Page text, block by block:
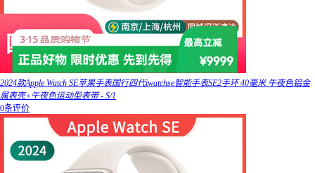
2024款Apple Watch SE苹果手表国行四代iwatchse智能手表SE2手环 40毫米 午夜色铝金
属表壳+午夜色运动型表带 - S/1
0条评价